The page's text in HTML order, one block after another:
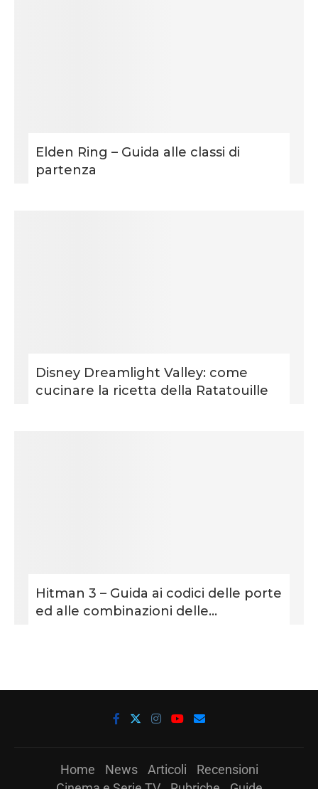
Elden Ring – Guida alle classi di
partenza
Disney Dreamlight Valley: come
cucinare la ricetta della Ratatouille
Hitman 3 – Guida ai codici delle porte
ed alle combinazioni delle...
Home News Articoli
Recensioni